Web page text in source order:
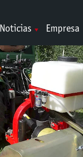
Noticias Empresa